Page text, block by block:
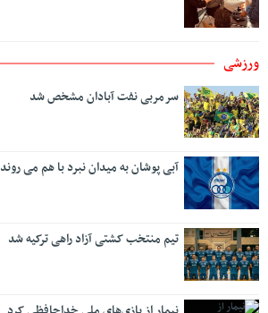
ورزشی
سرمربی نفت آبادان مشخص شد
آبی پوشان به میدان نبرد با هم می روند
تیم منتخب کشتی آزاد راهی ترکیه شد